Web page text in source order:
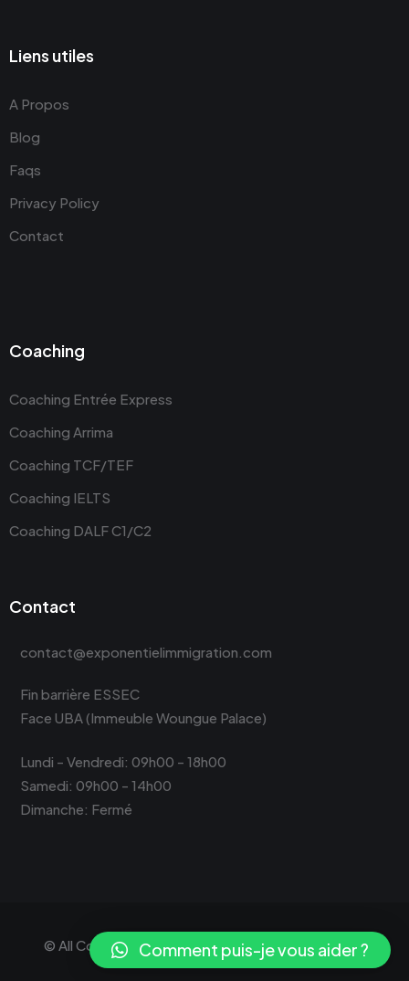
Liens utiles
A Propos
Blog
Faqs
Privacy Policy
Contact
Coaching
Coaching Entrée Express
Coaching Arrima
Coaching TCF/TEF
Coaching IELTS
Coaching DALF C1/C2
Contact
contact@exponentielimmigration.com
Fin barrière ESSEC
Face UBA (Immeuble Woungue Palace)
Lundi - Vendredi: 09h00 - 18h00
Samedi: 09h00 - 14h00
Dimanche: Fermé
© All Copyright 2024 byExponentiel Services Sarl
Comment puis-je vous aider ?